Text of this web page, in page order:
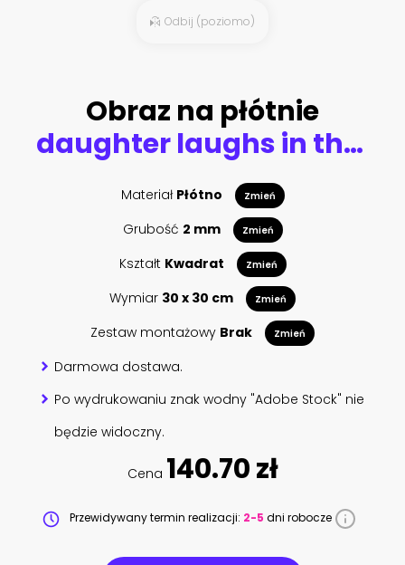
Odbij (poziomo)
Obraz na płótnie
daughter laughs in the arms of mom in the park
Materiał Płótno Zmień
Grubość 2 mm Zmień
Kształt Kwadrat Zmień
Wymiar 30 x 30 cm Zmień
Zestaw montażowy Brak Zmień
Darmowa dostawa.
Po wydrukowaniu znak wodny "Adobe Stock" nie
będzie widoczny.
Cena 140.70 zł
Przewidywany termin realizacji: 2-5 dni robocze